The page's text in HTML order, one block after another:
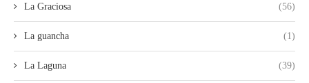
La Graciosa (56)
La guancha (1)
La Laguna (39)